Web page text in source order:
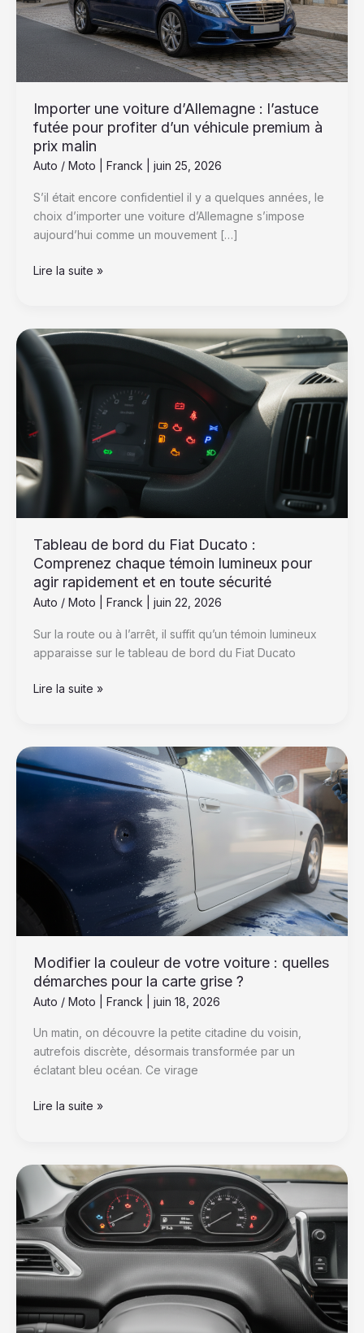
Importer une voiture d’Allemagne : l’astuce
futée pour profiter d’un véhicule premium à
prix malin
Auto / Moto Franck juin 25, 2026
S’il était encore confidentiel il y a quelques années, le
choix d’importer une voiture d’Allemagne s’impose
aujourd’hui comme un mouvement […]
futée
pour
premium
à
prix
malin
Lire la suite »
Tableau de bord du Fiat Ducato :
Comprenez chaque témoin lumineux pour
agir rapidement et en toute sécurité
Auto / Moto Franck juin 22, 2026
Sur la route ou à l’arrêt, il suffit qu’un témoin lumineux
apparaisse sur le tableau de bord du Fiat Ducato
Tableau
de
bord
du
Fiat
Ducato
Comprenez
chaque
pour
agir
rapidement
et
toute
sécurité
Lire la suite »
Modifier la couleur de votre voiture : quelles
démarches pour la carte grise ?
Auto / Moto Franck juin 18, 2026
Un matin, on découvre la petite citadine du voisin,
autrefois discrète, désormais transformée par un
éclatant bleu océan. Ce virage
Modifier
la
quelles
démarches
pour
carte
grise
?
Lire la suite »
Peugeot
Guide
complet
des
voyants
tableau